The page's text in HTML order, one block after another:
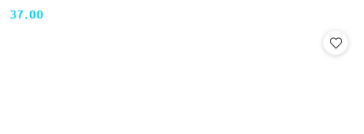
Cena:
37.00